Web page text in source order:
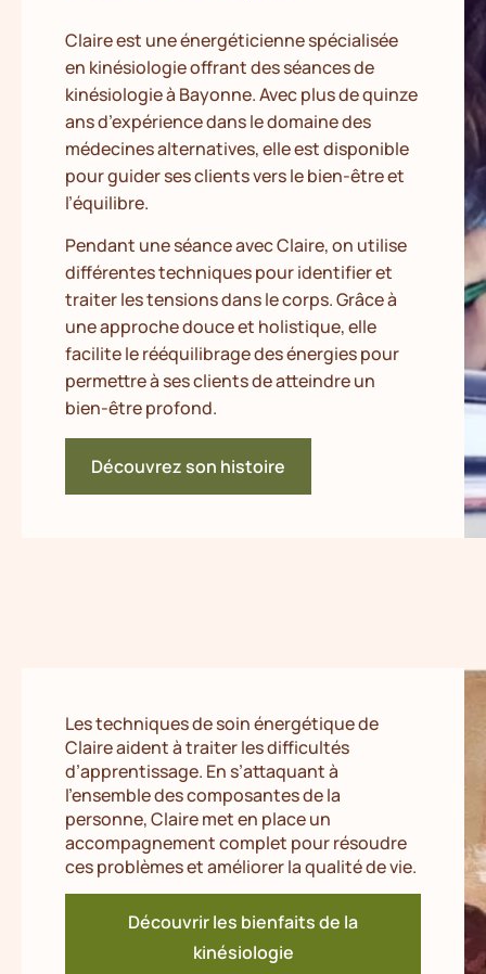
Claire est une énergéticienne spécialisée
en kinésiologie offrant des séances de
kinésiologie à Bayonne. Avec plus de quinze
ans d’expérience dans le domaine des
médecines alternatives, elle est disponible
pour guider ses clients vers le bien-être et
l’équilibre.
Pendant une séance avec Claire, on utilise
différentes techniques pour identifier et
traiter les tensions dans le corps. Grâce à
une approche douce et holistique, elle
facilite le rééquilibrage des énergies pour
permettre à ses clients de atteindre un
bien-être profond.
Découvrez son histoire
Les techniques de soin énergétique de
Claire aident à traiter les difficultés
d’apprentissage. En s’attaquant à
l’ensemble des composantes de la
personne, Claire met en place un
accompagnement complet pour résoudre
ces problèmes et améliorer la qualité de vie.
Découvrir les bienfaits de la
kinésiologie